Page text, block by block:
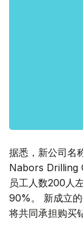
据悉，新公司名
Nabors Drilling
员工人数200人
90%。 新成立
将共同承担购买